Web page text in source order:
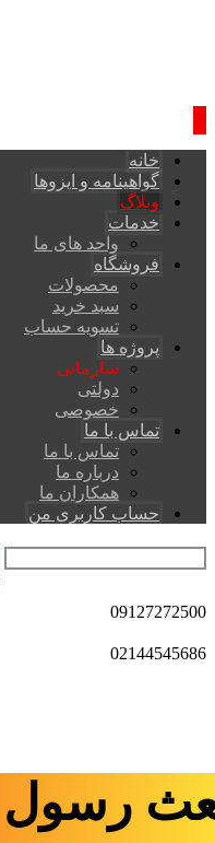
خانه
گواهینامه و ایزوها
وبلاگ
خدمات
واحد های ما
فروشگاه
محصولات
سبد خرید
تسویه حساب
پروژه ها
سازمانی
دولتی
خصوصی
تماس با ما
تماس با ما
درباره ما
همکاران ما
حساب کاربری من
09127272500
02144545686
رسول